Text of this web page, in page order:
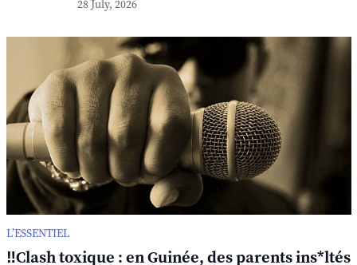
28 July, 2026
L’ESSENTIEL
‼️Clash toxique : en Guinée, des parents ins*ltés